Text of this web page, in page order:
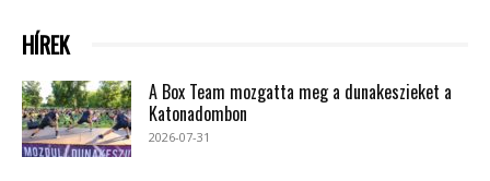
HÍREK
A Box Team mozgatta meg a dunakeszieket a
Katonadombon
2026-07-31